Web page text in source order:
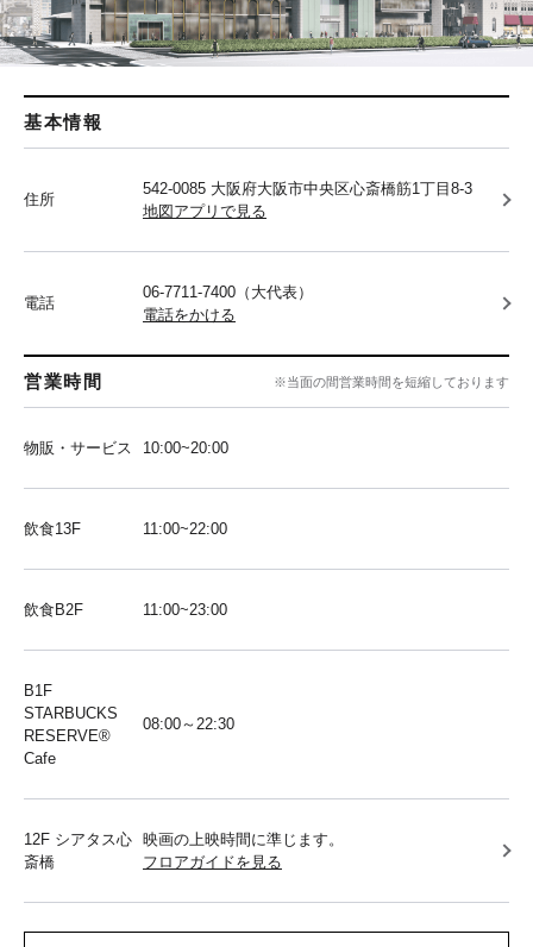
基本情報
住所
542-0085 大阪府大阪市中央区心斎橋筋1丁目8-3
地図アプリで見る
電話
06-7711-7400（大代表）
電話をかける
営業時間 ※当面の間営業時間を短縮しております
物販・サービス 10:00~20:00
飲食13F 11:00~22:00
飲食B2F 11:00~23:00
B1F
STARBUCKS
RESERVE®︎
Cafe
08:00～22:30
12F シアタス心
斎橋
映画の上映時間に準じます。
フロアガイドを見る